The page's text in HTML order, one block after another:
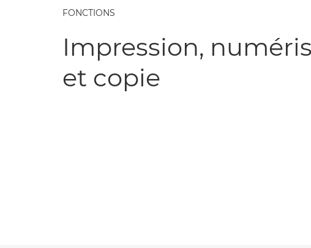
FONCTIONS
Impression,
et copie